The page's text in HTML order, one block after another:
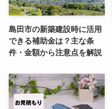
島田市の新築建設時に活用
できる補助金は？主な条
件・金額から注意点を解説